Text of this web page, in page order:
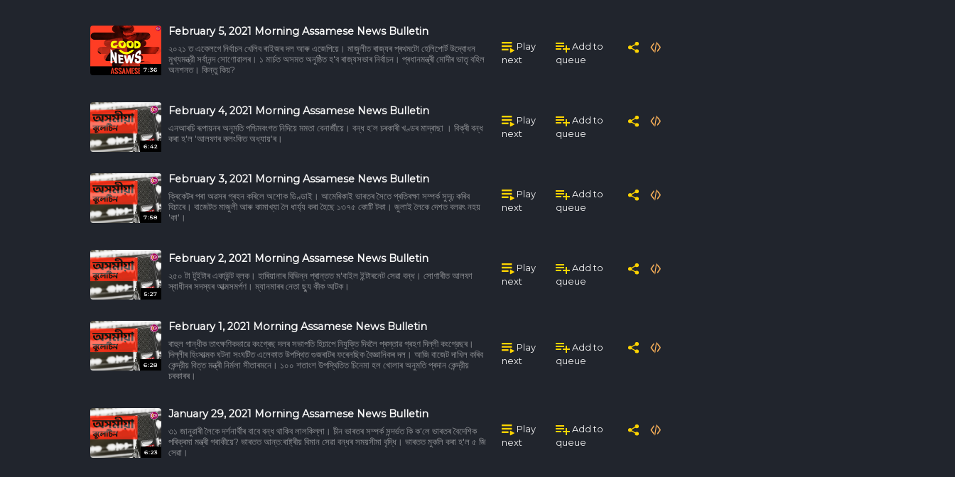
7:36
February 5, 2021 Morning Assamese News Bulletin
২০২১ ত একেলগে নিৰ্বাচন খেলিব ৰাইজৰ দল আৰু এজেপিয়ে। মাজুলীত ৰাজ্যৰ প্ৰথমটো হেলিপোৰ্ট উদ্বোধন
মুখ্যমন্ত্রী সৰ্বানন্দ সোণোৱালৰ। ১ মাৰ্চত অসমত অনুষ্ঠিত হ'ব ৰাজ্যসভাৰ নিৰ্বাচন। প্ৰধানমন্ত্ৰী মোদীৰ ভাতৃ বহিল
অনশনত। কিন্তু কিয়?
Play
next
Add to
queue
6:42
February 4, 2021 Morning Assamese News Bulletin
এনআৰচি ৰূপায়নৰ অনুমতি পশ্চিমবংগত নিদিয়ে মমতা বেনাৰ্জীয়ে। বন্ধ হ'ল চৰকাৰী খণ্ডৰ মাদ্ৰাছা । বিক্ৰী বন্ধ
কৰা হ'ল 'আলফাৰ কলংকিত অধ্যায়'ৰ।
Play
next
Add to
queue
7:58
February 3, 2021 Morning Assamese News Bulletin
ক্ৰিকেটৰ পৰা অৱসৰ গ্ৰহন কৰিলে অশোক ডিণ্ডাই। আমেৰিকাই ভাৰতৰ সৈতে প্ৰতিৰক্ষা সম্পৰ্ক সুদৃঢ় কৰিব
বিচাৰে। বাজেটত মাজুলী আৰু কামাখ্যা লৈ ধাৰ্য্য কৰা হৈছে ১৩৭৫ কোটি টকা। জুলাই লৈকে দেশত বলৱৎ নহয়
'কা'।
Play
next
Add to
queue
5:27
February 2, 2021 Morning Assamese News Bulletin
২৫০ টা টুইটাৰ একাউন্ট ব্লক। হাৰিয়ানাৰ বিভিন্ন প্ৰান্তত ম'বাইল ইন্টাৰনেট সেৱা বন্ধ। সোণাৰীত আলফা
স্বাধীনৰ সদস্যৰ আত্মসমর্পণ। ম্যানমাৰৰ নেতা ছ্যু কীক আটক।
Play
next
Add to
queue
6:28
February 1, 2021 Morning Assamese News Bulletin
ৰাহুল গান্ধীক তাৎক্ষণিকভাৱে কংগ্ৰেছ দলৰ সভাপতি হিচাপে নিযুক্তি দিবলৈ প্ৰস্তাৱ গ্ৰহণ দিল্লী কংগ্রেছৰ।
দিল্লীৰ হিংসাত্মক ঘটনা সংঘটিত এলেকাত উপস্থিত গুজৰাটৰ ফৰেনছিক বৈজ্ঞানিকৰ দল। আজি বাজেট দাখিল কৰিব
কেন্দ্রীয় বিত্ত মন্ত্ৰী নিৰ্মলা সীতাৰমনে। ১০০ শতাংশ উপস্থিতিত চিনেমা হল খোলাৰ অনুমতি প্ৰদান কেন্দ্রীয়
চৰকাৰৰ।
Play
next
Add to
queue
6:23
January 29, 2021 Morning Assamese News Bulletin
৩১ জানুৱাৰী লৈকে দৰ্শনাৰ্থীৰ বাবে বন্ধ থাকিব লালকিল্লা। চীন ভাৰতৰ সম্পর্ক সন্দৰ্ভত কি ক'লে ভাৰতৰ বৈদেশিক
পৰিক্ৰমা মন্ত্ৰী গৰাকীয়ে? ভাৰতত আন্ত:ৰাষ্ট্ৰীয় বিমান সেৱা বন্ধৰ সময়সীমা বৃদ্ধি। ভাৰতত মুকলি কৰা হ'ল ৫ জি
সেৱা।
Play
next
Add to
queue